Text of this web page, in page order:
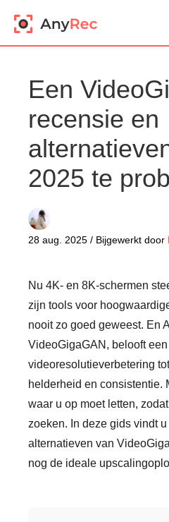
Een
recensie en
2025 te
28 aug. 2025 / Bijgewerkt door
Nu 4K- en 8K-schermen
zijn tools voor
nooit zo goed geweest. En
VideoGigaGAN, belooft een
videoresolutieverbetering
helderheid en consistentie.
waar u op moet letten,
zoeken. In deze gids vindt
alternatieven van
nog de ideale